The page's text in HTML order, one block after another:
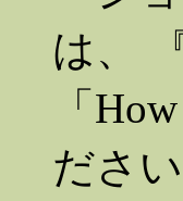
は、
「
ださい